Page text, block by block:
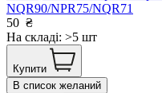
NQR90/NPR75/NQR71
50 ₴
На складі: >5 шт
Купити
В список желаний